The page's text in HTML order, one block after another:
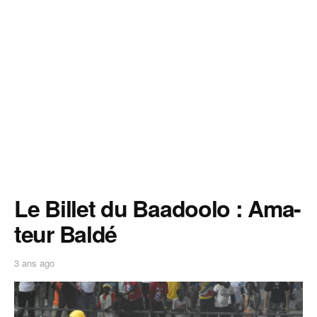
Le Billet du Baadoolo : Ama-
teur Baldé
3 ans ago